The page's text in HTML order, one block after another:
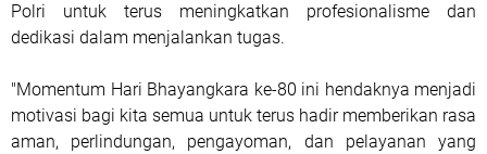
Polri untuk terus meningkatkan profesionalisme dan
dedikasi dalam menjalankan tugas.
"Momentum Hari Bhayangkara ke-80 ini hendaknya menjadi
motivasi bagi kita semua untuk terus hadir memberikan rasa
aman, perlindungan, pengayoman, dan pelayanan yang